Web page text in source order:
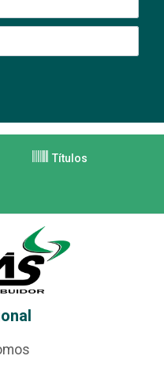
Títulos